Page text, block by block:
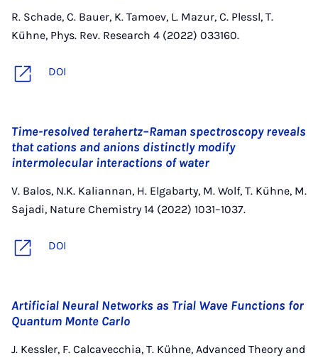
R. Schade, C. Bauer, K. Tamoev, L. Mazur, C. Plessl, T.
Kühne, Phys. Rev. Research 4 (2022) 033160.
DOI
Time-resolved terahertz–Raman spectroscopy reveals
that cations and anions distinctly modify
intermolecular interactions of water
V. Balos, N.K. Kaliannan, H. Elgabarty, M. Wolf, T. Kühne, M.
Sajadi, Nature Chemistry 14 (2022) 1031–1037.
DOI
Artificial Neural Networks as Trial Wave Functions for
Quantum Monte Carlo
J. Kessler, F. Calcavecchia, T. Kühne, Advanced Theory and